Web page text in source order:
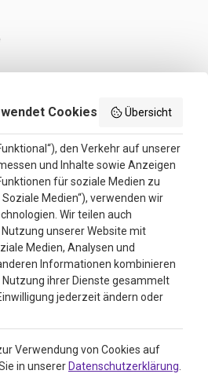
Cookies Übersicht
den Verkehr auf unserer
und Inhalte sowie Anzeigen
für soziale Medien zu
Medien“), verwenden wir
Wir teilen auch
unserer Website mit
Medien, Analysen und
Informationen kombinieren
Nutzung ihrer Dienste gesammelt
jederzeit ändern oder
Verwendung von Cookies auf
in unserer Datenschutzerklärung